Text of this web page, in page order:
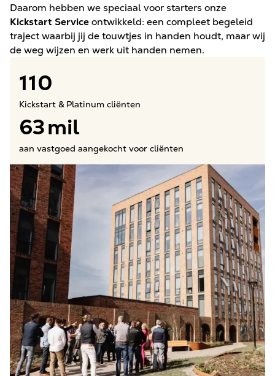
Daarom hebben we speciaal voor starters onze
Kickstart Serviceontwikkeld: een compleet begeleid
traject waarbij jij de touwtjes in handen houdt, maar wij
de weg wijzen en werk uit handen nemen.
110
Kickstart & Platinum cliënten
63mil
aan vastgoed aangekocht voor cliënten